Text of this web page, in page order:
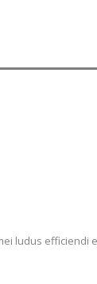
ludus efficiendi